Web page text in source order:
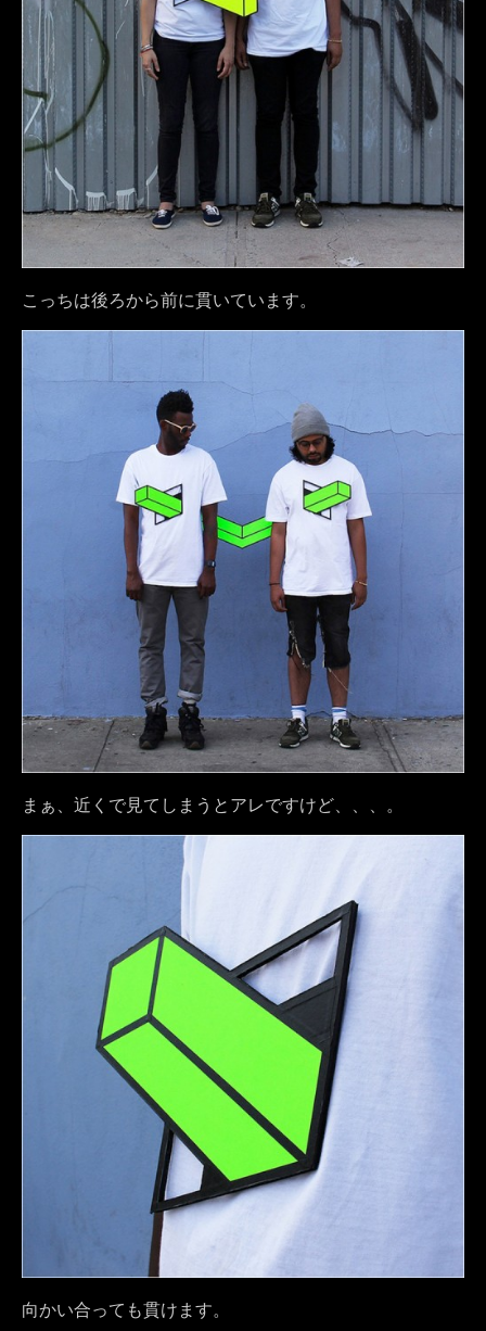
こっちは後ろから前に貫いています。
まぁ、近くで見てしまうとアレですけど、、、。
向かい合っても貫けます。